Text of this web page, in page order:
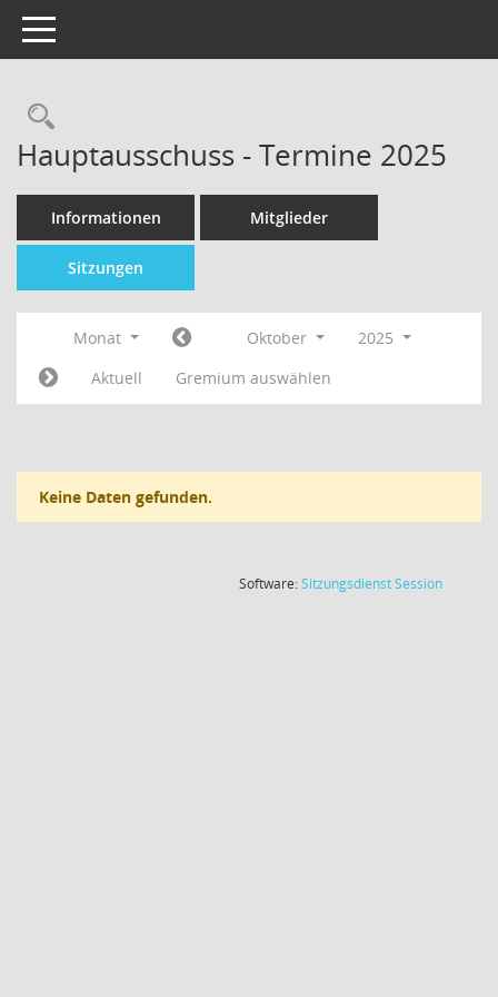
Toggle navigation
Hauptausschuss - Termine 2025
Informationen Mitglieder
Sitzungen
Monat Oktober
2025
Aktuell
Gremium auswählen
Keine Daten gefunden.
Software:SitzungsdienstSession(Wird in